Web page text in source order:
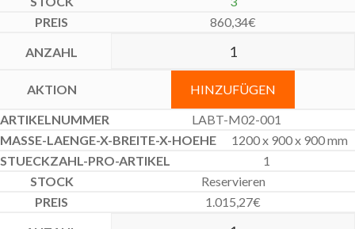
860,34€
HINZUFÜGEN
LABT-M02-001
1200 x 900 x 900 mm
1
Reservieren
1.015,27€